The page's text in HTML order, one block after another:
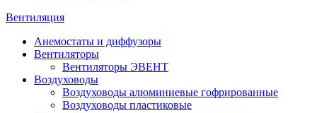
Вентиляция
Анемостаты и диффузоры
Вентиляторы
Вентиляторы ЭВЕНТ
Воздуховоды
Воздуховоды алюминиевые гофрированные
Воздуховоды пластиковые